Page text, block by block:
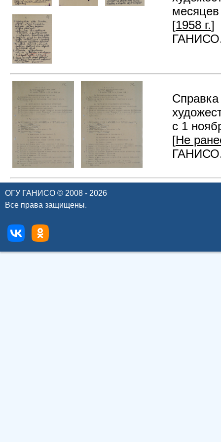
месяцев
[1958 г.]
Справка
с 1
[Не
ОГУ ГАНИСО © 2008 - 2026
Все права защищены.